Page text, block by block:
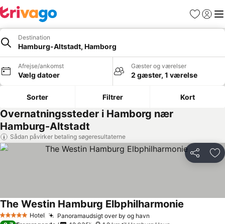
Favoritter
Log ind
Destination
Hamburg-Altstadt, Hamborg
Afrejse/ankomst
Vælg datoer
Gæster og værelser
2 gæster, 1 værelse
Sorter Filtrer Kort
Overnatningssteder i Hamborg nær
Hamburg-Altstadt
Sådan påvirker betaling søgeresultaterne
Del
5 Stjerner Hotel Panoramaudsigt over by og havn
The Westin Hamburg Elbphilharmonie